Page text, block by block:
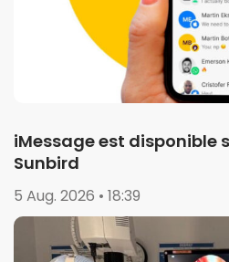
iMessage est disponible
Sunbird
5 Aug. 2026 • 18:39